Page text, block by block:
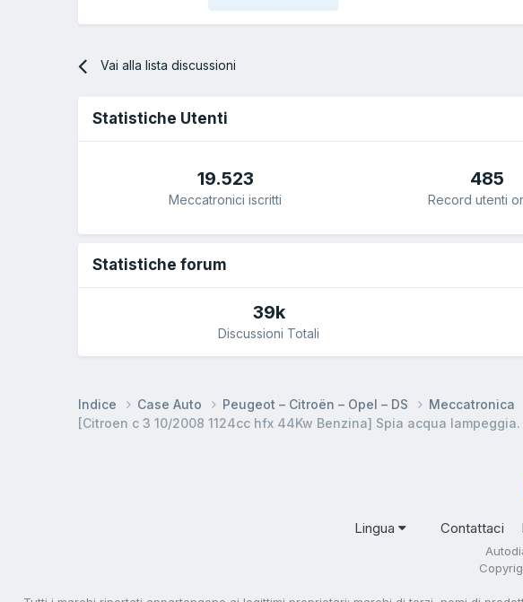
Vai alla lista discussioni
Statistiche Utenti
19.523
Meccatronici iscritti
485
Record utenti
Statistiche forum
39k
Discussioni Totali
Indice Case Auto Peugeot – Citroën – Opel – DS
Meccatronica
[Citroen c 3 10/2008 1124cc hfx 44Kw Benzina] Spia acqua lampeggia.
Lingua Contattaci